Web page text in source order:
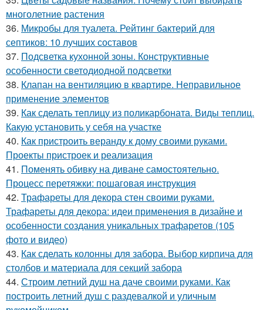
многолетние растения
36. Микробы для туалета. Рейтинг бактерий для
септиков: 10 лучших составов
37. Подсветка кухонной зоны. Конструктивные
особенности светодиодной подсветки
38. Клапан на вентиляцию в квартире. Неправильное
применение элементов
39. Как сделать теплицу из поликарбоната. Виды теплиц.
Какую установить у себя на участке
40. Как пристроить веранду к дому своими руками.
Проекты пристроек и реализация
41. Поменять обивку на диване самостоятельно.
Процесс перетяжки: пошаговая инструкция
42. Трафареты для декора стен своими руками.
Трафареты для декора: идеи применения в дизайне и
особенности создания уникальных трафаретов (105
фото и видео)
43. Как сделать колонны для забора. Выбор кирпича для
столбов и материала для секций забора
44. Строим летний душ на даче своими руками. Как
построить летний душ с раздевалкой и уличным